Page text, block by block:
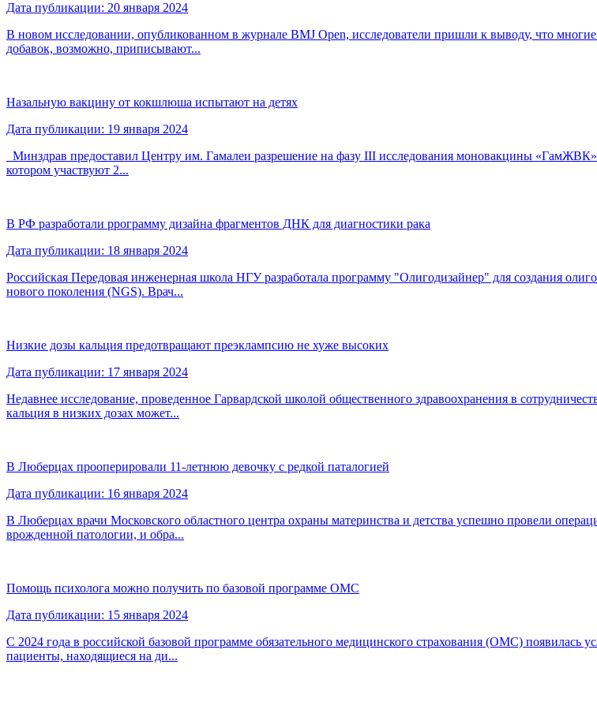
Дата публикации: 20 января 2024
В новом исследовании, опубликованном в журнале BMJ Open, исследователи пришли к выводу, что
добавок, возможно, приписывают...
Назальную вакцину от кокшлюша испытают на детях
Дата публикации: 19 января 2024
Минздрав предоставил Центру им. Гамалеи разрешение на фазу III исследования моновакцины
котором участвуют 2...
В РФ разработали ррограмму дизайна фрагментов ДНК для диагностики рака
Дата публикации: 18 января 2024
Российская Передовая инженерная школа НГУ разработала программу "Олигодизайнер" для создания
нового поколения (NGS). Врач...
Низкие дозы кальция предотвращают преэклампсию не хуже высоких
Дата публикации: 17 января 2024
Недавнее исследование, проведенное Гарвардской школой общественного здравоохранения в
кальция в низких дозах может...
В Люберцах прооперировали 11-летнюю девочку с редкой паталогией
Дата публикации: 16 января 2024
В Люберцах врачи Московского областного центра охраны материнства и детства успешно провели
врожденной патологии, и обра...
Помощь психолога можно получить по базовой программе ОМС
Дата публикации: 15 января 2024
С 2024 года в российской базовой программе обязательного медицинского страхования (ОМС) появилась
пациенты, находящиеся на ди...